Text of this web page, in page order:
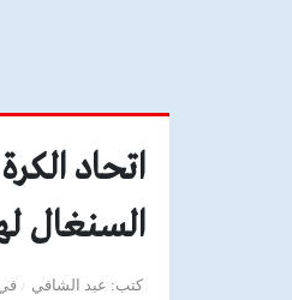
اتحاد
السنغال
كتب عبد الشافي